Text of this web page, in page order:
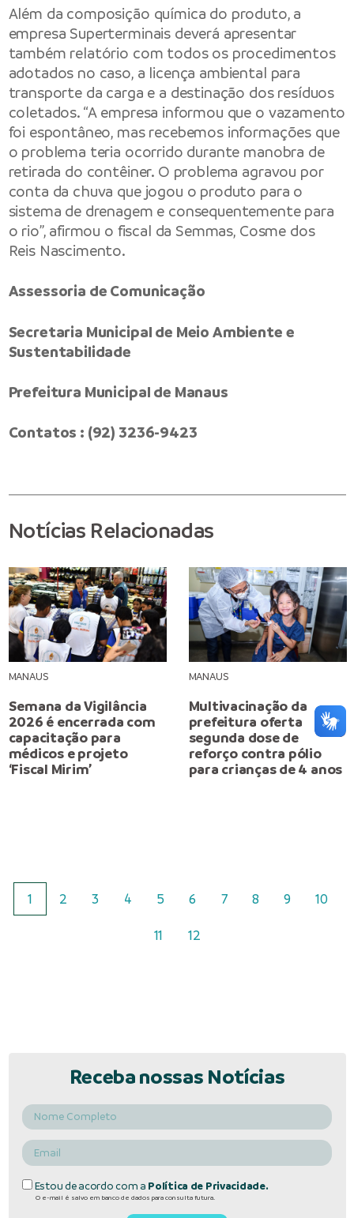
Além da composição química do produto, a
empresa Superterminais deverá apresentar
também relatório com todos os procedimentos
adotados no caso, a licença ambiental para
transporte da carga e a destinação dos resíduos
coletados. “A empresa informou que o vazamento
foi espontâneo, mas recebemos informações que
o problema teria ocorrido durante manobra de
retirada do contêiner. O problema agravou por
conta da chuva que jogou o produto para o
sistema de drenagem e consequentemente para
o rio”, afirmou o fiscal da Semmas, Cosme dos
Reis Nascimento.
Assessoria de Comunicação
Secretaria Municipal de Meio Ambiente e
Sustentabilidade
Prefeitura Municipal de Manaus
Contatos : (92) 3236-9423
Notícias Relacionadas
MANAUS
Semana da Vigilância
2026 é encerrada com
capacitação para
médicos e projeto
‘Fiscal Mirim’
MANAUS
Multivacinação da
prefeitura oferta
segunda dose de
reforço contra pólio
para crianças de 4 anos
1 2 3 4 5 6 7 8 9 10
11 12
Receba nossas Notícias
Estou de acordo com a Política de Privacidade.
O e-mail é salvo em banco de dados para consulta futura.